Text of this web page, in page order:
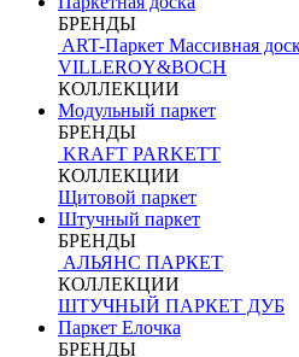
БРЕНДЫ
ART-Паркет Массивная
VILLEROY&BOCH
КОЛЛЕКЦИИ
Модульный паркет
БРЕНДЫ
KRAFT PARKETT
КОЛЛЕКЦИИ
Щитовой паркет
Штучный паркет
БРЕНДЫ
АЛЬЯНС ПАРКЕТ
КОЛЛЕКЦИИ
ШТУЧНЫЙ ПАРКЕТ ДУБ
Паркет Елочка
БРЕНДЫ